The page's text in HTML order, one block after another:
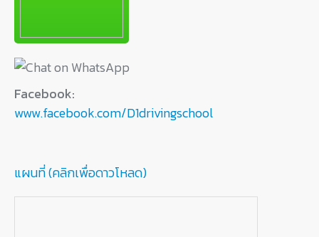
Facebook:
www.facebook.com/D1drivingschool
แผนที่ (คลิกเพื่อดาวโหลด)